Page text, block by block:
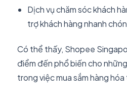
Dịch vụ chăm sóc khách
trợ khách hàng nhanh
Có thể thấy, Shopee
điểm đến phổ biến cho
trong việc mua sắm hàng